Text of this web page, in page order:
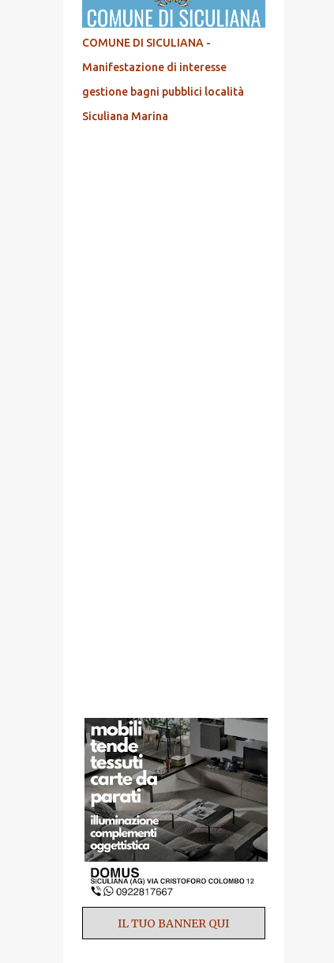
COMUNE DI SICULIANA -
Manifestazione di interesse
gestione bagni pubblici località
Siculiana Marina
IL TUO BANNER QUI